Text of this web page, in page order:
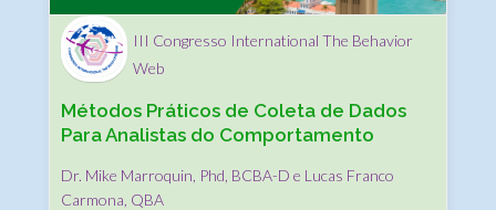
III Congresso International The Behavior
Web
Métodos Práticos de Coleta de Dados
Para Analistas do Comportamento
Dr. Mike Marroquin, Phd, BCBA-D e Lucas Franco
Carmona, QBA